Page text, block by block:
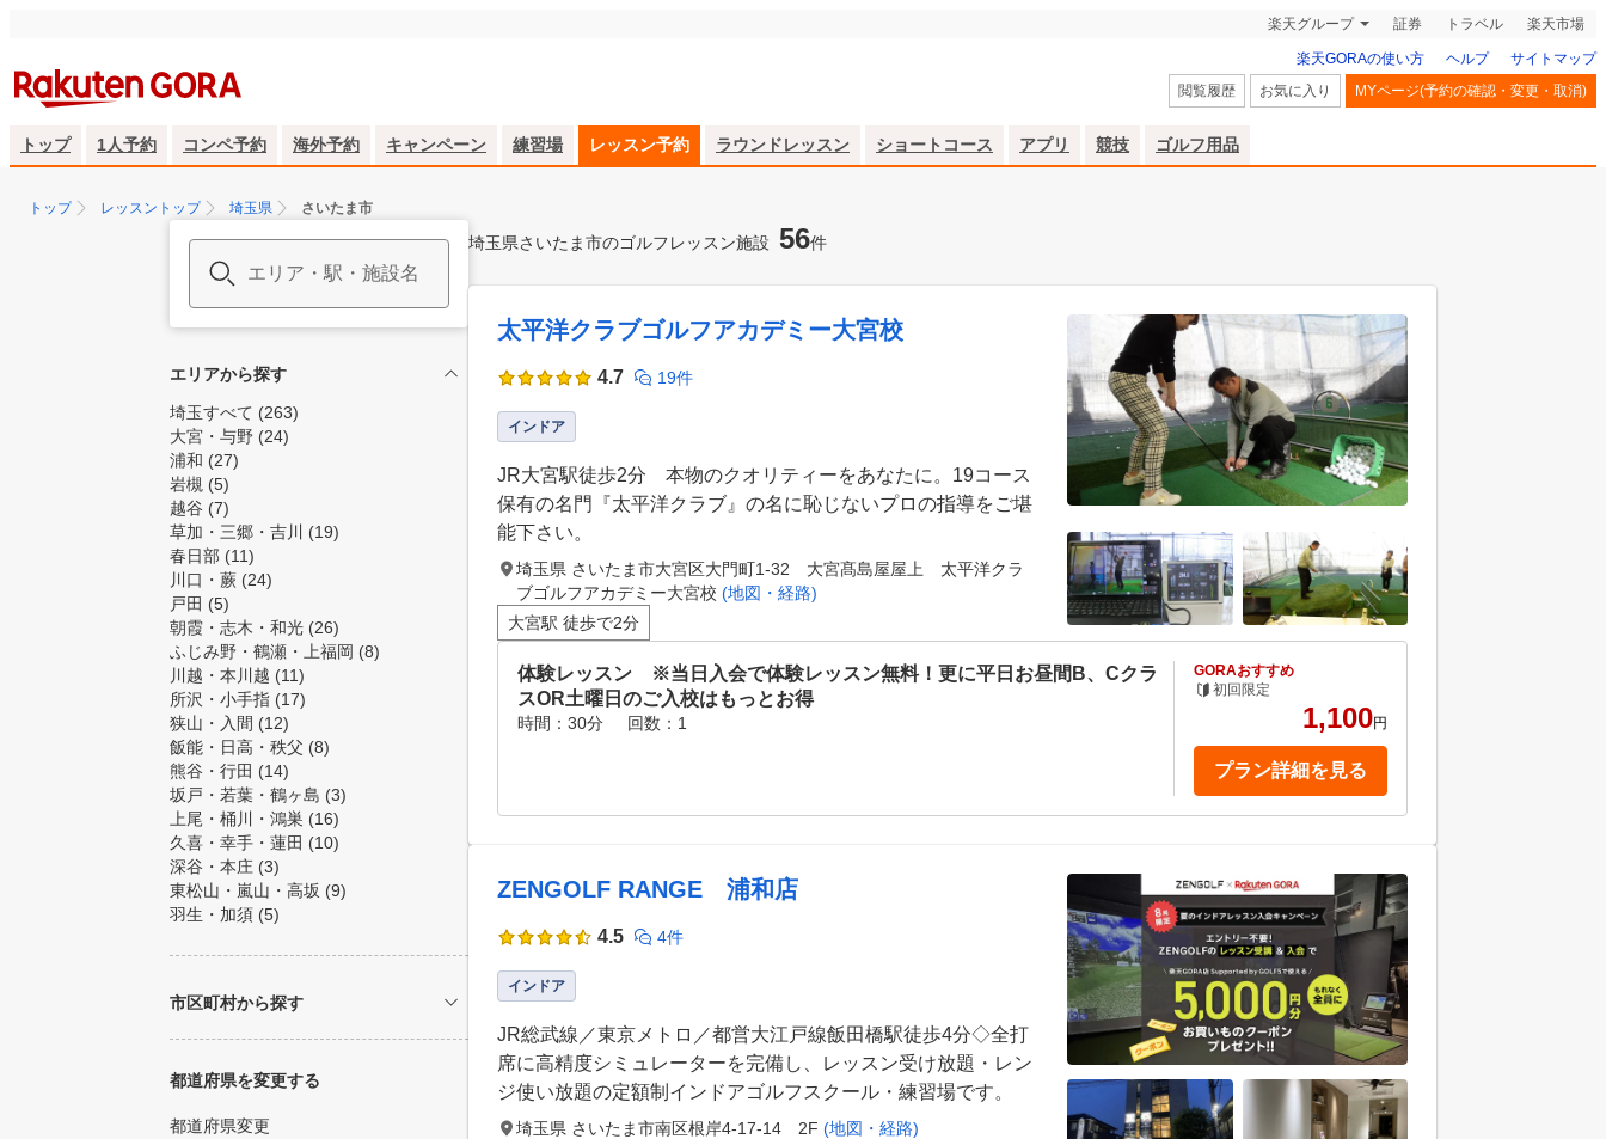
楽天グループ 証券 トラベル 楽天市場
楽天GORAの使い方 ヘルプ
サイトマップ
閲覧履歴
お気に入り MYページ(予約の確認・変更・取消)
トップ 1人予約 コンペ予約 海外予約 キャンペーン 練習場 レッスン予約 ラウンドレッスン ショートコース アプリ 競技 ゴルフ用品
トップ レッスントップ 埼玉県 さいたま市
エリアから探す
埼玉すべて (263)
大宮・与野 (24)
浦和 (27)
岩槻 (5)
越谷 (7)
草加・三郷・吉川
(19)
春日部 (11)
川口・蕨 (24)
戸田 (5)
朝霞・志木・和光 (26)
ふじみ野・鶴瀬・上福岡 (8)
川越・本川越 (11)
所沢・小手指 (17)
狭山・入間 (12)
飯能・日高・秩父 (8)
熊谷・行田 (14)
坂戸・若葉・鶴ヶ島 (3)
上尾・桶川・鴻巣 (16)
久喜・幸手・蓮田 (10)
深谷・本庄 (3)
東松山・嵐山・高坂 (9)
羽生・加須 (5)
市区町村から探す
都道府県を変更する
都道府県変更
埼玉県さいたま市のゴルフレッスン施設 56件
太平洋クラブゴルフアカデミー大宮校
4.7 19件
インドア
JR大宮駅徒歩2分 本物のクオリティーをあなたに。19コース
保有の名門『太平洋クラブ』の名に恥じないプロの指導をご堪
能下さい。
埼玉県 さいたま市大宮区大門町1-32 大宮髙島屋屋上 太平洋クラ
ブゴルフアカデミー大宮校 (地図・経路)
大宮駅 徒歩で2分
体験レッスン ※当日入会で体験レッスン無料！更に平日お昼間B、Cクラ
スOR土曜日のご入校はもっとお得
時間：30分 回数：1
GORAおすすめ
初回限定
1,100円
プラン詳細を見る
ZENGOLF RANGE 浦和店
4.5 4件
インドア
JR総武線／東京メトロ／都営大江戸線飯田橋駅徒歩4分◇全打
席に高精度シミュレーターを完備し、レッスン受け放題・レン
ジ使い放題の定額制インドアゴルフスクール・練習場です。
埼玉県 さいたま市南区根岸4-17-14 2F (地図・経路)